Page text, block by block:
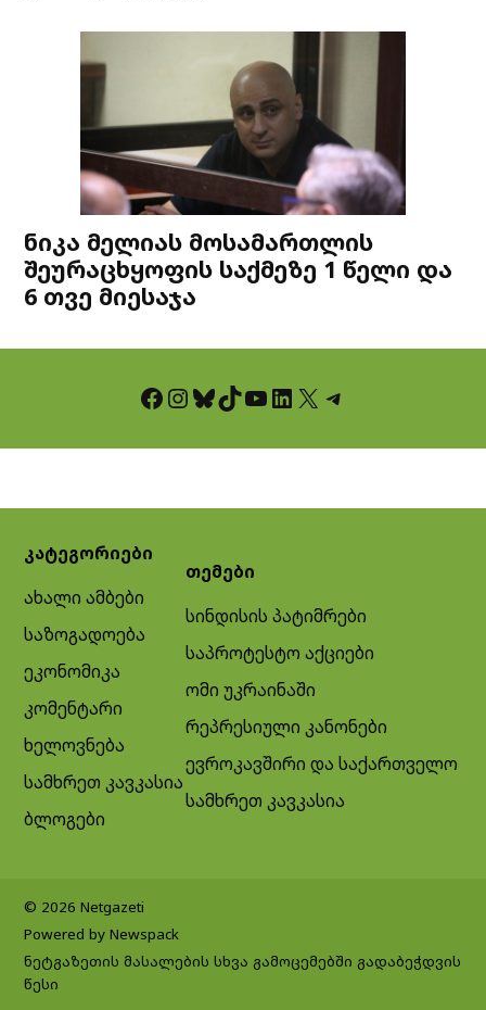
ნიკა მელიას მოსამართლის
შეურაცხყოფის საქმეზე 1 წელი და
6 თვე მიესაჯა
Facebook InstagramBluesky TikTok YouTube LinkedIn X Telegram
კატეგორიები
ახალი ამბები
საზოგადოება
ეკონომიკა
კომენტარი
ხელოვნება
სამხრეთ კავკასია
ბლოგები
თემები
სინდისის პატიმრები
საპროტესტო აქციები
ომი უკრაინაში
რეპრესიული კანონები
ევროკავშირი და საქართველო
სამხრეთ კავკასია
© 2026 Netgazeti
Powered by Newspack
ნეტგაზეთის მასალების სხვა გამოცემებში გადაბეჭდვის
წესი